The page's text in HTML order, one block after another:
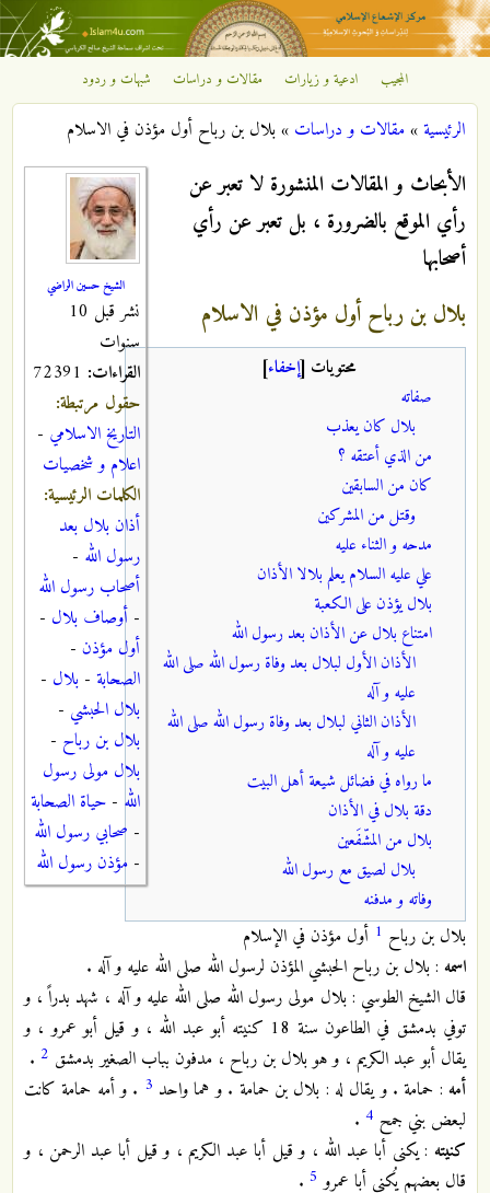
تجاوز إلى المحتوى الرئيسي
مركز
الإشعاع
الإسلامي
المجيب ادعية و زيارات مقالات و دراسات شبهات و ردود
أنت هنا
الرئيسية»مقالات و دراسات »بلال بن رباح أول مؤذن في الاسلام
الشيخ حسين الراضي
نشر قبل 10
سنوات
القراءات:
حقول مرتبطة:
التاريخ الاسلامي -
اعلام و شخصيات
الكلمات الرئيسية:
أذان بلال بعد
رسول الله -
أصحاب رسول الله
- أوصاف بلال -
أول مؤذن -
الصحابة - بلال -
بلال الحبشي -
بلال بن رباح -
بلال مولى رسول
الله - حياة الصحابة
- صحابي رسول الله
- مؤذن رسول الله
الأبحاث و المقالات المنشورة لا تعبر عن
رأي الموقع بالضرورة ، بل تعبر عن رأي
أصحابها
بلال بن رباح أول مؤذن في الاسلام
محتويات [إخفاء]
صفاته
بلال كان يعذب
من الذي أعتقه ؟
كان من السابقين
وقتل من المشركين
مدحه و الثناء عليه
علي عليه السلام يعلم بلالا الأذان
بلال يؤذن على الكعبة
امتناع بلال عن الأذان بعد رسول الله
الأذان الأول لبلال بعد وفاة رسول الله صلى الله
عليه و آله
الأذان الثاني لبلال بعد وفاة رسول الله صلى الله
عليه و آله
ما رواه في فضائل شيعة أهل البيت
دقة بلال في الأذان
بلال من المشّفَعين
بلال لصيق مع رسول الله
وفاته و مدفنه
بلال بن رباح 1 أول مؤذن في الإسلام
اسمه : بلال بن رباح الحبشي المؤذن لرسول الله صلى الله عليه و آله .
قال الشيخ الطوسي : بلال مولى رسول الله صلى الله عليه و آله ، شهد بدراً ، و
توفي بدمشق في الطاعون سنة 18 كنيته أبو عبد الله ، و قيل أبو عمرو ، و
يقال أبو عبد الكريم ، و هو بلال بن رباح ، مدفون بباب الصغير بدمشق 2
.
أمه : حمامة . و يقال له : بلال بن حمامة . و هما واحد 3 . و أمه حمامة كانت
لبعض بني جمح 4
.
كنيته : يكنى أبا عبد الله ، و قيل أبا عبد الكريم ، و قيل أبا عبد الرحمن ، و
قال بعضهم يُكنى أبا عمرو 5
.